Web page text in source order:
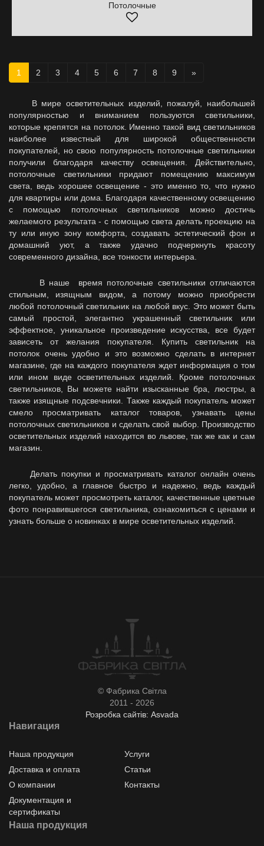
Потолочные
1 2 3 4 5 6 7 8 9 »
В мире осветительных изделий, пожалуй, наибольшей
популярностью и вниманием пользуются светильники,
которые крепятся на потолок. Именно такой вид светильников
наиболее известный для широкой общественности
покупателей, но свою популярность потолочные светильники
получили благодаря качеству освещения. Действительно,
потолочные светильники придают помещению максимум
света, ведь хорошее освещение - это именно то, что нужно
для квартиры или дома. Благодаря качественному освещению
с помощью потолочных светильников можно достичь
желаемого результата - с помощью света делать проекцию на
ту или иную зону комфорта, создавать эстетический фон и
домашний уют, а также удачно подчеркнуть красоту
современного дизайна, все тонкости интерьера.
В наше время потолочные светильники отличаются
стильным, изящным видом, а потому можно приобрести
любой потолочный светильник на любой вкус. Это может быть
самый простой, элегантно украшенный светильник или
эффектное, уникальное произведение искусства, все будет
зависеть от желания покупателя. Купить светильник на
потолок очень удобно и это возможно сделать в интернет
магазине, где на каждого покупателя ждет информация о том
или ином виде осветительных изделий. Кроме потолочных
светильников, Вы можете найти изысканные бра, люстры, а
также изящные подсвечники. Также каждый покупатель может
смело просматривать каталог товаров, узнавать цены
потолочных светильников и сделать свой выбор. Производство
осветительных изделий находится во львове, так же как и сам
магазин.
Делать покупки и просматривать каталог онлайн очень
легко, удобно, а главное быстро и надежно, ведь каждый
покупатель может просмотреть каталог, качественные цветные
фото понравившегося светильника, ознакомиться с ценами и
узнать больше о новинках в мире осветительных изделий.
© Фабрика Світла
2011 - 2026
Розробка сайтів: Asvada
Навигация
Наша продукция
Услуги
Доставка и оплата
Статьи
О компании
Контакты
Документация и
сертификаты
Наша продукция